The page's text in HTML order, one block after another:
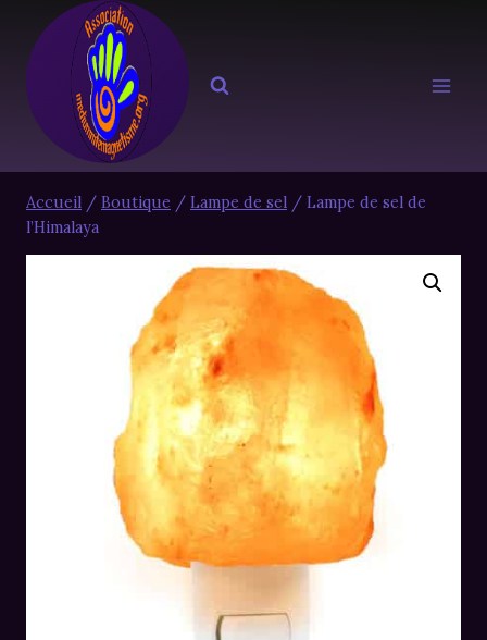
contenu
Accueil / Boutique / Lampe de sel / Lampe de sel de
l’Himalaya